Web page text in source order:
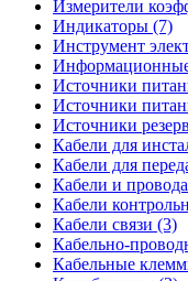
Измерители
Индикаторы (7)
Инструмент
Источники
Источники
Источники
Кабели для
Кабели для
Кабели и
Кабели
Кабели связи (3)
Кабельно-
Кабельные